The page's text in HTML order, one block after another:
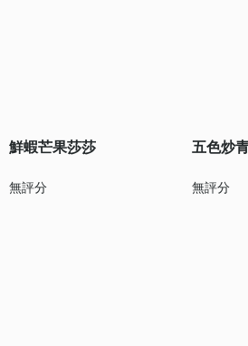
鮮蝦芒果莎莎
無評分
五色炒
無評分